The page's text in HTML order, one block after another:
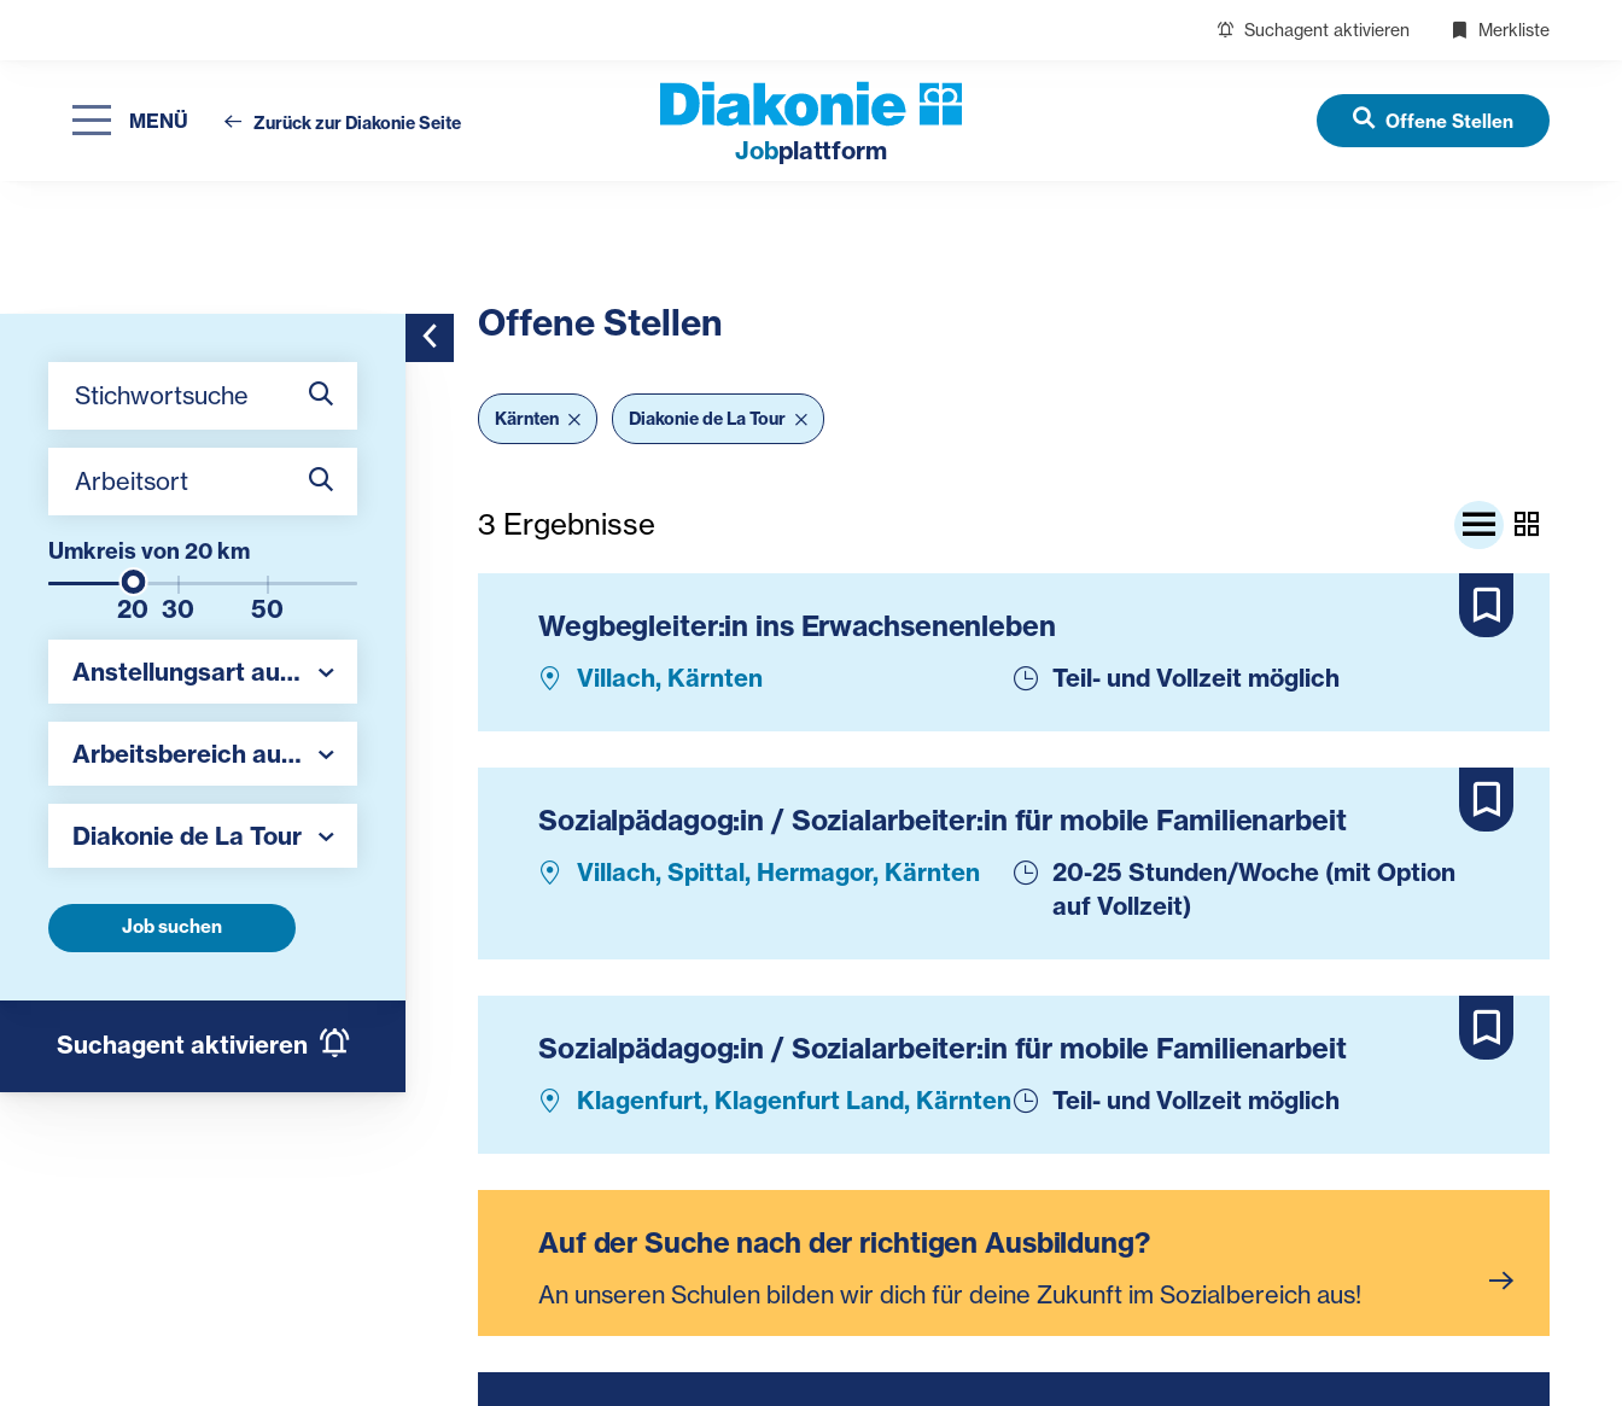
Suchagent aktivieren Merkliste
MENÜ Zurück zur Diakonie Seite
Jobplattform
Offene Stellen
Toggle Sidebar Filter
Umkreis von 20 km
20 30 50
Region auswählen
Anstellungsart auswählen
Region auswählen
Arbeitsbereich auswählen
Arbeitgeber auswählen
Diakonie de La Tour
Job suchen
Suchagent aktivieren
Offene Stellen
Kärnten Diakonie de La Tour
3 Ergebnisse
Wegbegleiter:in ins Erwachsenenleben
Villach, Kärnten Teil- und Vollzeit möglich
Sozialpädagog:in / Sozialarbeiter:in für mobile Familienarbeit
Villach, Spittal, Hermagor, Kärnten
20-25 Stunden/Woche (mit Option
auf Vollzeit)
Sozialpädagog:in / Sozialarbeiter:in für mobile Familienarbeit
Klagenfurt, Klagenfurt Land, Kärnten Teil- und Vollzeit möglich
Auf der Suche nach der richtigen Ausbildung?
An unseren Schulen bilden wir dich für deine Zukunft im Sozialbereich aus!